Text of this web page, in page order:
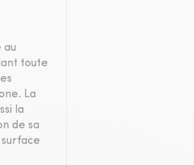
au
toute
La
la
de sa